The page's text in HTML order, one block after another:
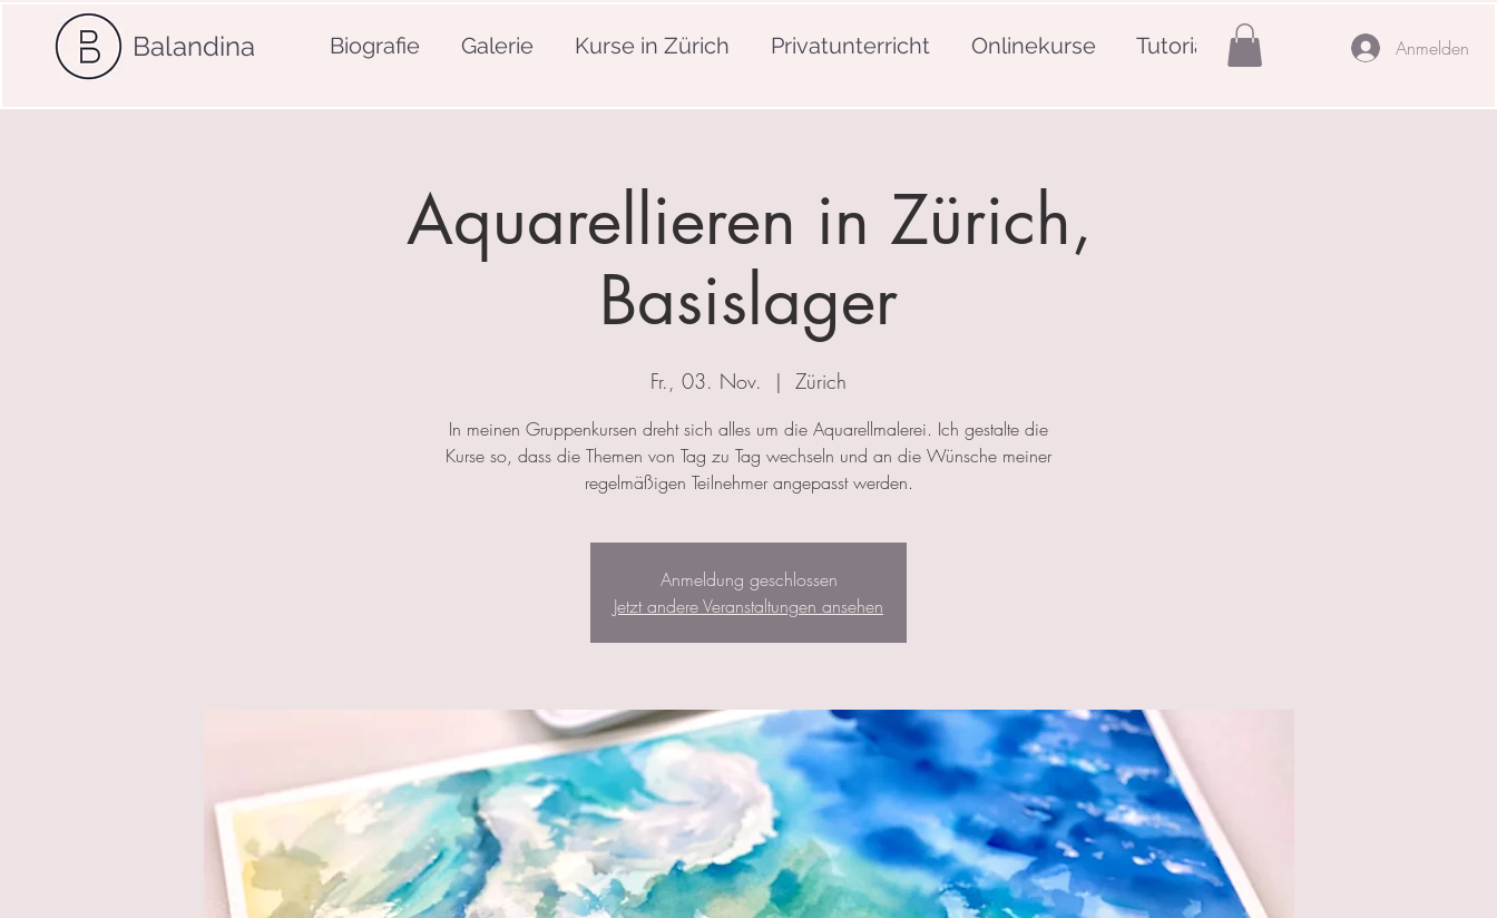
Balandina Biografie Galerie Kurse in Zürich Privatunterricht Onlinekurse Tutorials Anmelden
Aquarellieren in Zürich,
Basislager
Fr., 03. Nov.
  |
Zürich
In meinen Gruppenkursen dreht sich alles um die Aquarellmalerei. Ich gestalte die
Kurse so, dass die Themen von Tag zu Tag wechseln und an die Wünsche meiner
regelmäßigen Teilnehmer angepasst werden.
Anmeldung geschlossen
Jetzt andere Veranstaltungen ansehen